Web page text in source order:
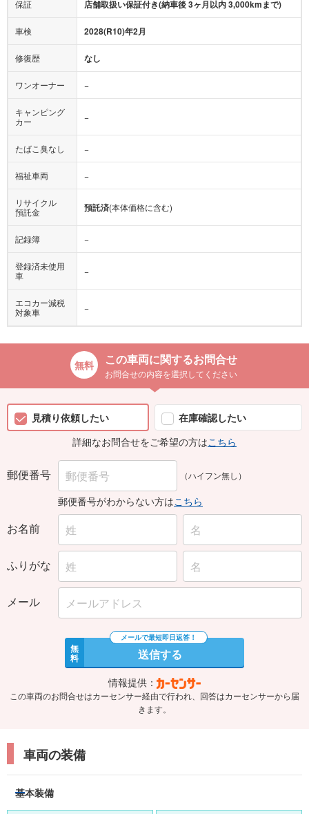
保証 店舗取扱い保証付き(納車後 3ヶ月以内 3,000kmまで)
車検 2028(R10)年2月
修復歴 なし
ワンオーナー −
キャンピング
カー
−
たばこ臭なし −
福祉車両 −
リサイクル
預託金
預託済(本体価格に含む)
記録簿 −
登録済未使用
車
−
エコカー減税
対象車
−
この車両に関するお問合せ
お問合せの内容を選択してください
見積り依頼したい
在庫確認したい
詳細なお問合せをご希望の方はこちら
郵便番号 （ハイフン無し）
郵便番号がわからない方はこちら
お名前
ふりがな
メール
無
料 送信する
情報提供：
この車両のお問合せはカーセンサー経由で行われ、回答はカーセンサーから届
きます。
車両の装備
基本装備